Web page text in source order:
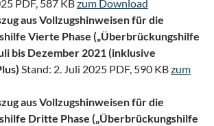
PDF, 587 KBzum Download
aus Vollzugshinweisen für die
Vierte Phase („Überbrückungshilfe
bis Dezember 2021 (inklusive
Stand: 2. Juli 2025 PDF, 590 KBzum
aus Vollzugshinweisen für die
Dritte Phase („Überbrückungshilfe